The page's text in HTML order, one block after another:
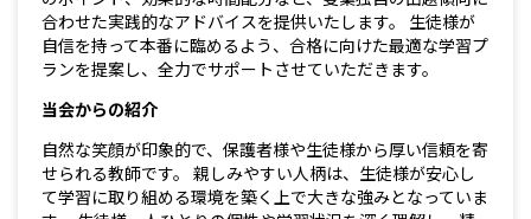
合わせた実践的なアドバイスを提供いたします。 生徒様が
自信を持って本番に臨めるよう、合格に向けた最適な学習プ
ランを提案し、全力でサポートさせていただきます。
当会からの紹介
自然な笑顔が印象的で、保護者様や生徒様から厚い信頼を寄
せられる教師です。 親しみやすい人柄は、生徒様が安心し
て学習に取り組める環境を築く上で大きな強みとなっていま